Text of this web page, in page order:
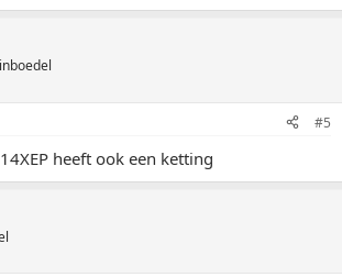
#5
heeft ook een ketting